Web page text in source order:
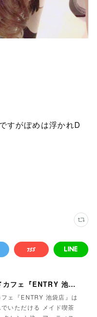
すがぽめは浮かれD
カジュアルメイドカフェ『ENTRY 池袋店』
ェ『ENTRY 池袋店』は
いただける メイド喫茶